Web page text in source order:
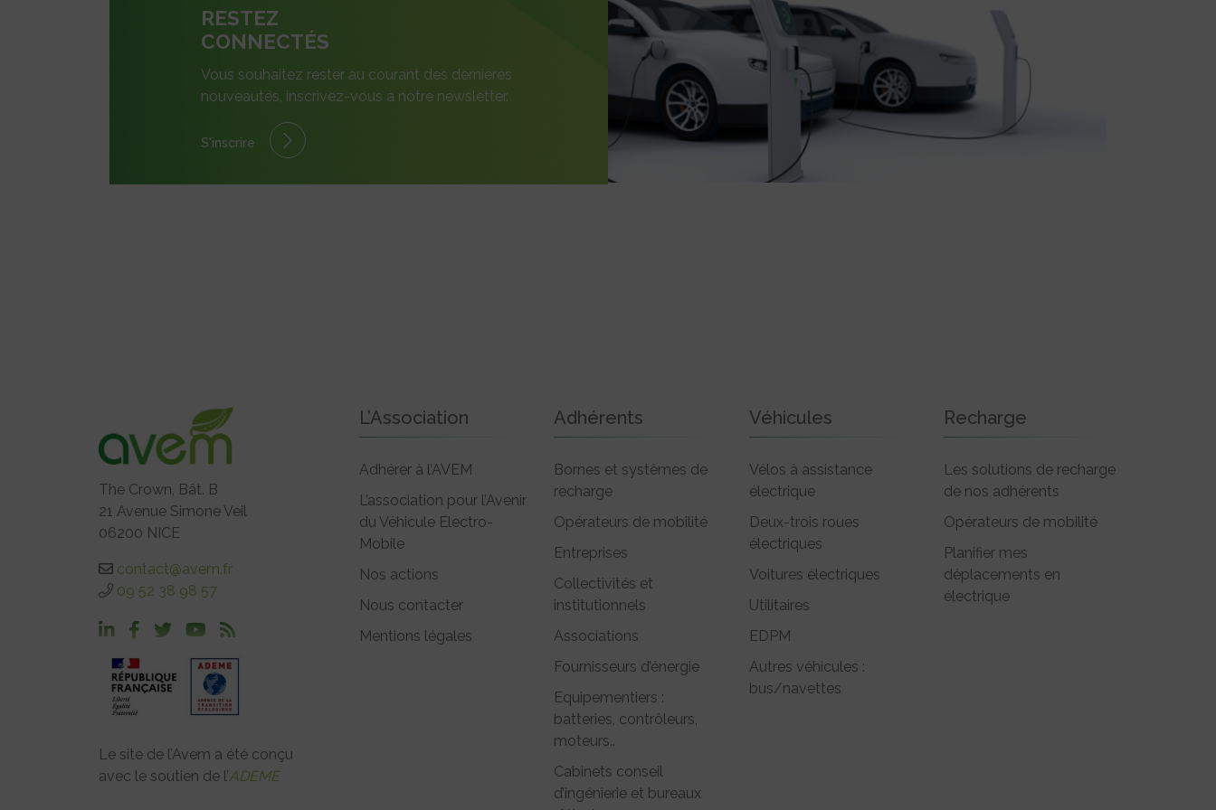
RESTEZ
CONNECTÉS
Vous souhaitez rester au courant des dernières
nouveautés, inscrivez-vous à notre newsletter.
S'inscrire
The Crown, Bât. B
21 Avenue Simone Veil
06200 NICE
contact@avem.fr
09 52 38 98 57
Le site de l’Avem a été conçu
avec le soutien de l’ADEME
L’Association
Adhérer à l’AVEM
L’association pour l’Avenir
du Véhicule Electro-
Mobile
Nos actions
Nous contacter
Mentions légales
Adhérents
Bornes et systèmes de
recharge
Opérateurs de mobilité
Entreprises
Collectivités et
institutionnels
Associations
Fournisseurs d’énergie
Equipementiers :
batteries, contrôleurs,
moteurs..
Cabinets conseil
d’ingénierie et bureaux
Véhicules
Vélos à assistance
électrique
Deux-trois roues
électriques
Voitures électriques
Utilitaires
EDPM
Autres véhicules :
bus/navettes
Recharge
Les solutions de recharge
de nos adhérents
Opérateurs de mobilité
Planifier mes
déplacements en
électrique